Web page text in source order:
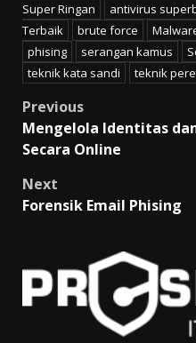
Super Ringan
antivirus
Terbaik
brute force
phising
serangan kamus
teknik kata sandi
teknik
Post
navigation
Previous
Mengelola Identitas
Secara Online
Next
Forensik Email Phising